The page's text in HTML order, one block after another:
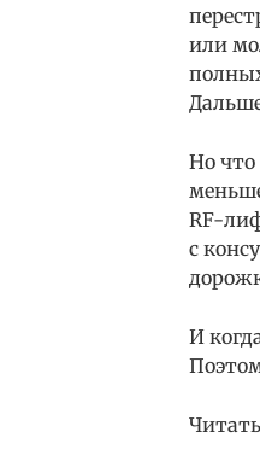
или
Но что
RF-
с
И